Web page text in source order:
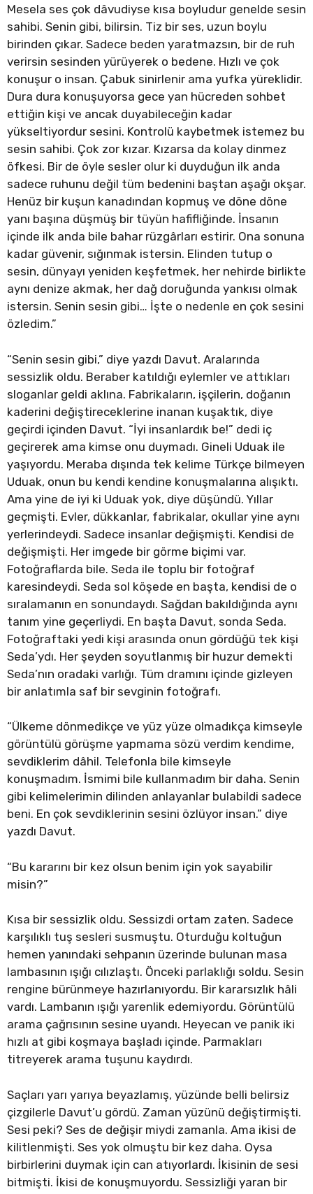
Mesela ses çok dâvudiyse kısa boyludur genelde sesin
sahibi. Senin gibi, bilirsin. Tiz bir ses, uzun boylu
birinden çıkar. Sadece beden yaratmazsın, bir de ruh
verirsin sesinden yürüyerek o bedene. Hızlı ve çok
konuşur o insan. Çabuk sinirlenir ama yufka yüreklidir.
Dura dura konuşuyorsa gece yan hücreden sohbet
ettiğin kişi ve ancak duyabileceğin kadar
yükseltiyordur sesini. Kontrolü kaybetmek istemez bu
sesin sahibi. Çok zor kızar. Kızarsa da kolay dinmez
öfkesi. Bir de öyle sesler olur ki duyduğun ilk anda
sadece ruhunu değil tüm bedenini baştan aşağı okşar.
Henüz bir kuşun kanadından kopmuş ve döne döne
yanı başına düşmüş bir tüyün hafifliğinde. İnsanın
içinde ilk anda bile bahar rüzgârları estirir. Ona sonuna
kadar güvenir, sığınmak istersin. Elinden tutup o
sesin, dünyayı yeniden keşfetmek, her nehirde birlikte
aynı denize akmak, her dağ doruğunda yankısı olmak
istersin. Senin sesin gibi… İşte o nedenle en çok sesini
özledim.”
“Senin sesin gibi,” diye yazdı Davut. Aralarında
sessizlik oldu. Beraber katıldığı eylemler ve attıkları
sloganlar geldi aklına. Fabrikaların, işçilerin, doğanın
kaderini değiştireceklerine inanan kuşaktık, diye
geçirdi içinden Davut. “İyi insanlardık be!” dedi iç
geçirerek ama kimse onu duymadı. Gineli Uduak ile
yaşıyordu. Meraba dışında tek kelime Türkçe bilmeyen
Uduak, onun bu kendi kendine konuşmalarına alışıktı.
Ama yine de iyi ki Uduak yok, diye düşündü. Yıllar
geçmişti. Evler, dükkanlar, fabrikalar, okullar yine aynı
yerlerindeydi. Sadece insanlar değişmişti. Kendisi de
değişmişti. Her imgede bir görme biçimi var.
Fotoğraflarda bile. Seda ile toplu bir fotoğraf
karesindeydi. Seda sol köşede en başta, kendisi de o
sıralamanın en sonundaydı. Sağdan bakıldığında aynı
tanım yine geçerliydi. En başta Davut, sonda Seda.
Fotoğraftaki yedi kişi arasında onun gördüğü tek kişi
Seda’ydı. Her şeyden soyutlanmış bir huzur demekti
Seda’nın oradaki varlığı. Tüm dramını içinde gizleyen
bir anlatımla saf bir sevginin fotoğrafı.
“Ülkeme dönmedikçe ve yüz yüze olmadıkça kimseyle
görüntülü görüşme yapmama sözü verdim kendime,
sevdiklerim dâhil. Telefonla bile kimseyle
konuşmadım. İsmimi bile kullanmadım bir daha. Senin
gibi kelimelerimin dilinden anlayanlar bulabildi sadece
beni. En çok sevdiklerinin sesini özlüyor insan.” diye
yazdı Davut.
“Bu kararını bir kez olsun benim için yok sayabilir
misin?”
Kısa bir sessizlik oldu. Sessizdi ortam zaten. Sadece
karşılıklı tuş sesleri susmuştu. Oturduğu koltuğun
hemen yanındaki sehpanın üzerinde bulunan masa
lambasının ışığı cılızlaştı. Önceki parlaklığı soldu. Sesin
rengine bürünmeye hazırlanıyordu. Bir kararsızlık hâli
vardı. Lambanın ışığı yarenlik edemiyordu. Görüntülü
arama çağrısının sesine uyandı. Heyecan ve panik iki
hızlı at gibi koşmaya başladı içinde. Parmakları
titreyerek arama tuşunu kaydırdı.
Saçları yarı yarıya beyazlamış, yüzünde belli belirsiz
çizgilerle Davut’u gördü. Zaman yüzünü değiştirmişti.
Sesi peki? Ses de değişir miydi zamanla. Ama ikisi de
kilitlenmişti. Ses yok olmuştu bir kez daha. Oysa
birbirlerini duymak için can atıyorlardı. İkisinin de sesi
bitmişti. İkisi de konuşmuyordu. Sessizliği yaran bir